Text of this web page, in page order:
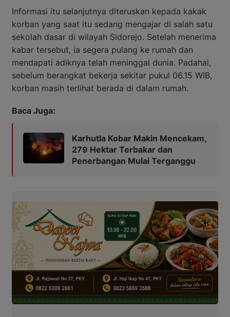
Informasi itu selanjutnya diteruskan kepada kakak
korban yang saat itu sedang mengajar di salah satu
sekolah dasar di wilayah Sidorejo. Setelah menerima
kabar tersebut, ia segera pulang ke rumah dan
mendapati adiknya telah meninggal dunia. Padahal,
sebelum berangkat bekerja sekitar pukul 06.15 WIB,
korban masih terlihat berada di dalam rumah.
Baca Juga:
Karhutla Kobar Makin Mencekam,
279 Hektar Terbakar dan
Penerbangan Mulai Terganggu